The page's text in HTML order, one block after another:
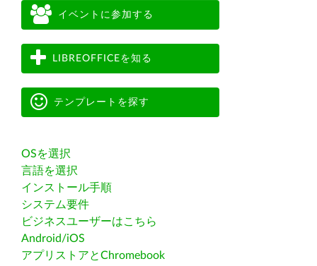
イベントに参加する
LIBREOFFICEを知る
テンプレートを探す
OSを選択
言語を選択
インストール手順
システム要件
ビジネスユーザーはこちら
Android/iOS
アプリストアとChromebook